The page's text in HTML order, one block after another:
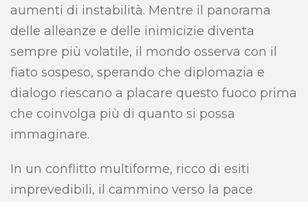
aumenti di instabilità. Mentre il panorama
delle alleanze e delle inimicizie diventa
sempre più volatile, il mondo osserva con il
fiato sospeso, sperando che diplomazia e
dialogo riescano a placare questo fuoco prima
che coinvolga più di quanto si possa
immaginare.
In un conflitto multiforme, ricco di esiti
imprevedibili, il cammino verso la pace